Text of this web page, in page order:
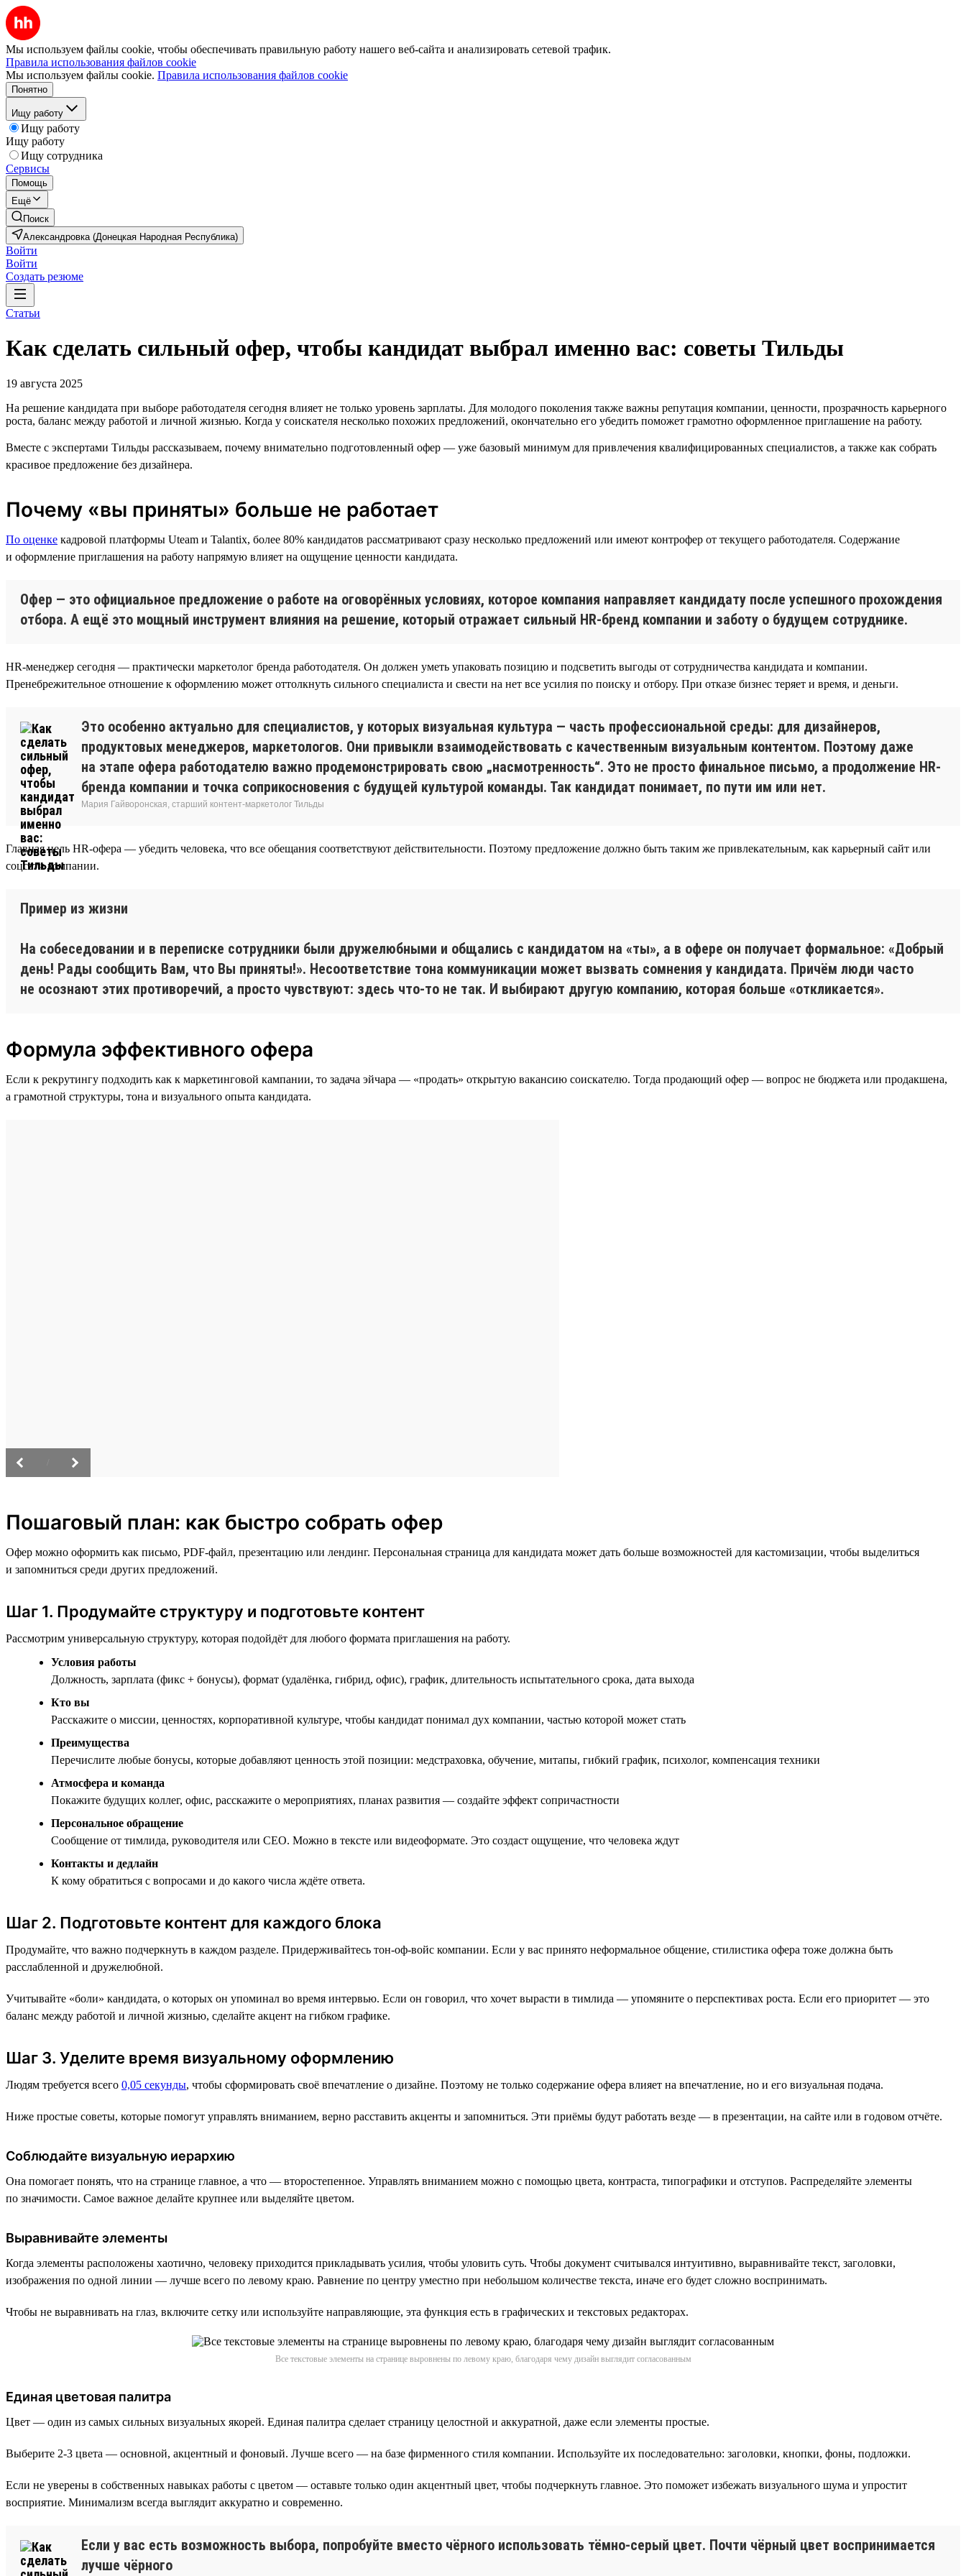
Мы используем файлы cookie, чтобы обеспечивать правильную работу нашего веб-сайта и анализировать сетевой трафик.
Правила использования файлов cookie
Мы используем файлы cookie. Правила использования файлов cookie
Понятно
Ищу работу
Ищу работу
Ищу работу
Ищу сотрудника
Сервисы
Помощь
Ещё
Поиск
Александровка (Донецкая Народная Республика)
Войти
Войти
Создать резюме
Статьи
Как сделать сильный офер, чтобы кандидат выбрал именно вас: советы Тильды
19 августа 2025
На решение кандидата при выборе работодателя сегодня влияет не только уровень зарплаты. Для молодого поколения также важны репутация компании, ценности, прозрачность карьерного
роста, баланс между работой и личной жизнью. Когда у соискателя несколько похожих предложений, окончательно его убедить поможет грамотно оформленное приглашение на работу.
Вместе с экспертами Тильды рассказываем, почему внимательно подготовленный офер — уже базовый минимум для привлечения квалифицированных специалистов, а также как собрать
красивое предложение без дизайнера.
Почему «вы приняты» больше не работает
По оценке кадровой платформы Uteam и Talantix, более 80% кандидатов рассматривают сразу несколько предложений или имеют контрофер от текущего работодателя. Содержание
и оформление приглашения на работу напрямую влияет на ощущение ценности кандидата.
Офер — это официальное предложение о работе на оговорённых условиях, которое компания направляет кандидату после успешного прохождения
отбора. А ещё это мощный инструмент влияния на решение, который отражает сильный HR-бренд компании и заботу о будущем сотруднике.
HR-менеджер сегодня — практически маркетолог бренда работодателя. Он должен уметь упаковать позицию и подсветить выгоды от сотрудничества кандидата и компании.
Пренебрежительное отношение к оформлению может оттолкнуть сильного специалиста и свести на нет все усилия по поиску и отбору. При отказе бизнес теряет и время, и деньги.
Это особенно актуально для специалистов, у которых визуальная культура — часть профессиональной среды: для дизайнеров,
продуктовых менеджеров, маркетологов. Они привыкли взаимодействовать с качественным визуальным контентом. Поэтому даже
на этапе офера работодателю важно продемонстрировать свою „насмотренность“. Это не просто финальное письмо, а продолжение HR-
бренда компании и точка соприкосновения с будущей культурой команды. Так кандидат понимает, по пути им или нет.
Мария Гайворонская, старший контент-маркетолог Тильды
Главная цель HR-офера — убедить человека, что все обещания соответствуют действительности. Поэтому предложение должно быть таким же привлекательным, как карьерный сайт или
соцсети компании.
Пример из жизни
На собеседовании и в переписке сотрудники были дружелюбными и общались с кандидатом на «ты», а в офере он получает формальное: «Добрый
день! Рады сообщить Вам, что Вы приняты!». Несоответствие тона коммуникации может вызвать сомнения у кандидата. Причём люди часто
не осознают этих противоречий, а просто чувствуют: здесь что-то не так. И выбирают другую компанию, которая больше «откликается».
Формула эффективного офера
Если к рекрутингу подходить как к маркетинговой кампании, то задача эйчара — «продать» открытую вакансию соискателю. Тогда продающий офер — вопрос не бюджета или продакшена,
а грамотной структуры, тона и визуального опыта кандидата.
Пошаговый план: как быстро собрать офер
Офер можно оформить как письмо, PDF-файл, презентацию или лендинг. Персональная страница для кандидата может дать больше возможностей для кастомизации, чтобы выделиться
и запомниться среди других предложений.
Шаг 1. Продумайте структуру и подготовьте контент
Рассмотрим универсальную структуру, которая подойдёт для любого формата приглашения на работу.
Условия работы
Должность, зарплата (фикс + бонусы), формат (удалёнка, гибрид, офис), график, длительность испытательного срока, дата выхода
Кто вы
Расскажите о миссии, ценностях, корпоративной культуре, чтобы кандидат понимал дух компании, частью которой может стать
Преимущества
Перечислите любые бонусы, которые добавляют ценность этой позиции: медстраховка, обучение, митапы, гибкий график, психолог, компенсация техники
Атмосфера и команда
Покажите будущих коллег, офис, расскажите о мероприятиях, планах развития — создайте эффект сопричастности
Персональное обращение
Сообщение от тимлида, руководителя или CEO. Можно в тексте или видеоформате. Это создаст ощущение, что человека ждут
Контакты и дедлайн
К кому обратиться с вопросами и до какого числа ждёте ответа.
Шаг 2. Подготовьте контент для каждого блока
Продумайте, что важно подчеркнуть в каждом разделе. Придерживайтесь тон-оф-войс компании. Если у вас принято неформальное общение, стилистика офера тоже должна быть
расслабленной и дружелюбной.
Учитывайте «боли» кандидата, о которых он упоминал во время интервью. Если он говорил, что хочет вырасти в тимлида — упомяните о перспективах роста. Если его приоритет — это
баланс между работой и личной жизнью, сделайте акцент на гибком графике.
Шаг 3. Уделите время визуальному оформлению
Людям требуется всего 0,05 секунды, чтобы сформировать своё впечатление о дизайне. Поэтому не только содержание офера влияет на впечатление, но и его визуальная подача.
Ниже простые советы, которые помогут управлять вниманием, верно расставить акценты и запомниться. Эти приёмы будут работать везде — в презентации, на сайте или в годовом отчёте.
Соблюдайте визуальную иерархию
Она помогает понять, что на странице главное, а что — второстепенное. Управлять вниманием можно с помощью цвета, контраста, типографики и отступов. Распределяйте элементы
по значимости. Самое важное делайте крупнее или выделяйте цветом.
Выравнивайте элементы
Когда элементы расположены хаотично, человеку приходится прикладывать усилия, чтобы уловить суть. Чтобы документ считывался интуитивно, выравнивайте текст, заголовки,
изображения по одной линии — лучше всего по левому краю. Равнение по центру уместно при небольшом количестве текста, иначе его будет сложно воспринимать.
Чтобы не выравнивать на глаз, включите сетку или используйте направляющие, эта функция есть в графических и текстовых редакторах.
Все текстовые элементы на странице выровнены по левому краю, благодаря чему дизайн выглядит согласованным
Единая цветовая палитра
Цвет — один из самых сильных визуальных якорей. Единая палитра сделает страницу целостной и аккуратной, даже если элементы простые.
Выберите 2-3 цвета — основной, акцентный и фоновый. Лучше всего — на базе фирменного стиля компании. Используйте их последовательно: заголовки, кнопки, фоны, подложки.
Если не уверены в собственных навыках работы с цветом — оставьте только один акцентный цвет, чтобы подчеркнуть главное. Это поможет избежать визуального шума и упростит
восприятие. Минимализм всегда выглядит аккуратно и современно.
Если у вас есть возможность выбора, попробуйте вместо чёрного использовать тёмно-серый цвет. Почти чёрный цвет воспринимается
лучше чёрного